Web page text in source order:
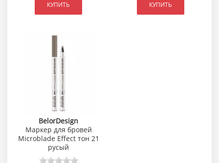
КУПИТЬ КУПИТЬ
BelorDesign
Маркер для бровей
Microblade Effect тон 21
русый